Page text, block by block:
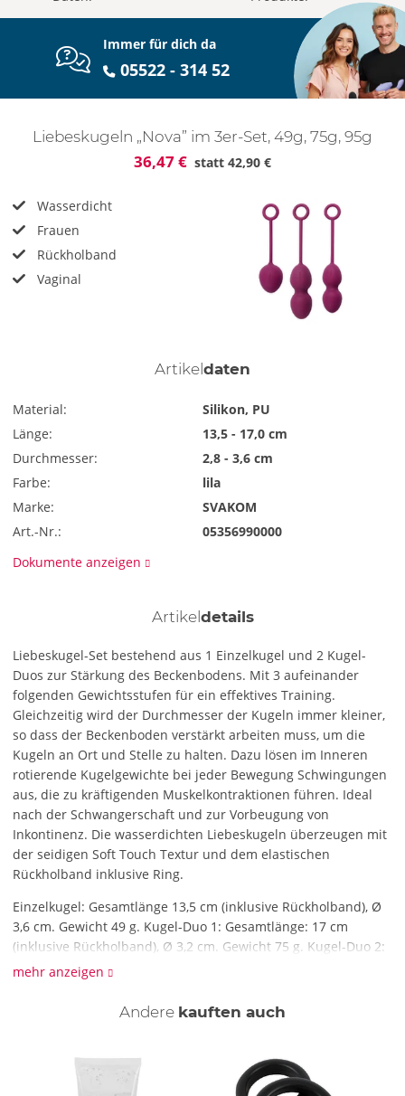
Immer für dich da
05522 - 314 52
Liebeskugeln „Nova” im 3er-Set, 49g, 75g, 95g
36,47 € statt 42,90 €
Wasserdicht
Frauen
Rückholband
Vaginal
Artikeldaten
Material:
Silikon, PU
Länge:
13,5 - 17,0 cm
Durchmesser:
2,8 - 3,6 cm
Farbe:
lila
Marke:
SVAKOM
Art.-Nr.:
05356990000
Dokumente anzeigen
Artikeldetails
Liebeskugel-Set bestehend aus 1 Einzelkugel und 2 Kugel-
Duos zur Stärkung des Beckenbodens. Mit 3 aufeinander
folgenden Gewichtsstufen für ein effektives Training.
Gleichzeitig wird der Durchmesser der Kugeln immer kleiner,
so dass der Beckenboden verstärkt arbeiten muss, um die
Kugeln an Ort und Stelle zu halten. Dazu lösen im Inneren
rotierende Kugelgewichte bei jeder Bewegung Schwingungen
aus, die zu kräftigenden Muskelkontraktionen führen. Ideal
nach der Schwangerschaft und zur Vorbeugung von
Inkontinenz. Die wasserdichten Liebeskugeln überzeugen mit
der seidigen Soft Touch Textur und dem elastischen
Rückholband inklusive Ring.
Einzelkugel: Gesamtlänge 13,5 cm (inklusive Rückholband), Ø
3,6 cm. Gewicht 49 g. Kugel-Duo 1: Gesamtlänge: 17 cm
(inklusive Rückholband), Ø 3,2 cm. Gewicht 75 g. Kugel-Duo 2:
Gesamtlänge 16,2 cm (inklusive Rückholband), Ø 2,8 cm.
mehr anzeigen
Andere kauften auch